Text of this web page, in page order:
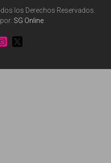
los Derechos Reservados.
SG Online.